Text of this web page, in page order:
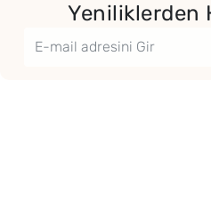
Yeniliklerden